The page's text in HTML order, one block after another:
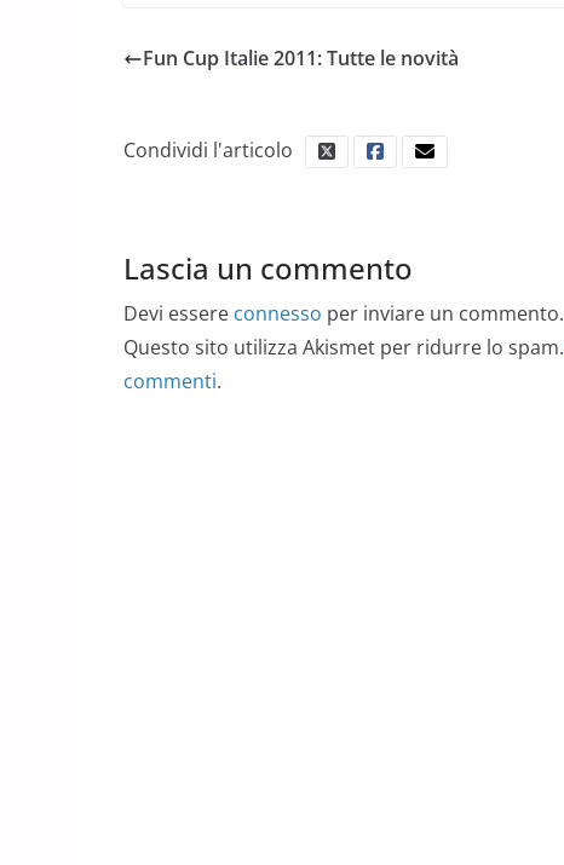
Fun Cup Italie 2011: Tutte le novità
Condividi l'articolo
Lascia un commento
Devi essere connesso per inviare un commento.
Questo sito utilizza Akismet per ridurre lo spam.
commenti.